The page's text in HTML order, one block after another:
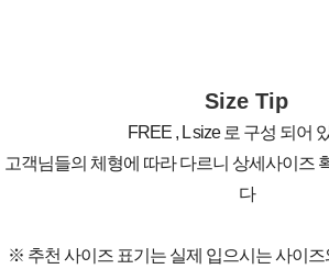
Size Tip
FREE , L size 로 구성 되어
고객님들의 체형에 따라 다르니 상세사이즈
다
※ 추천 사이즈 표기는 실제 입으시는 사이즈